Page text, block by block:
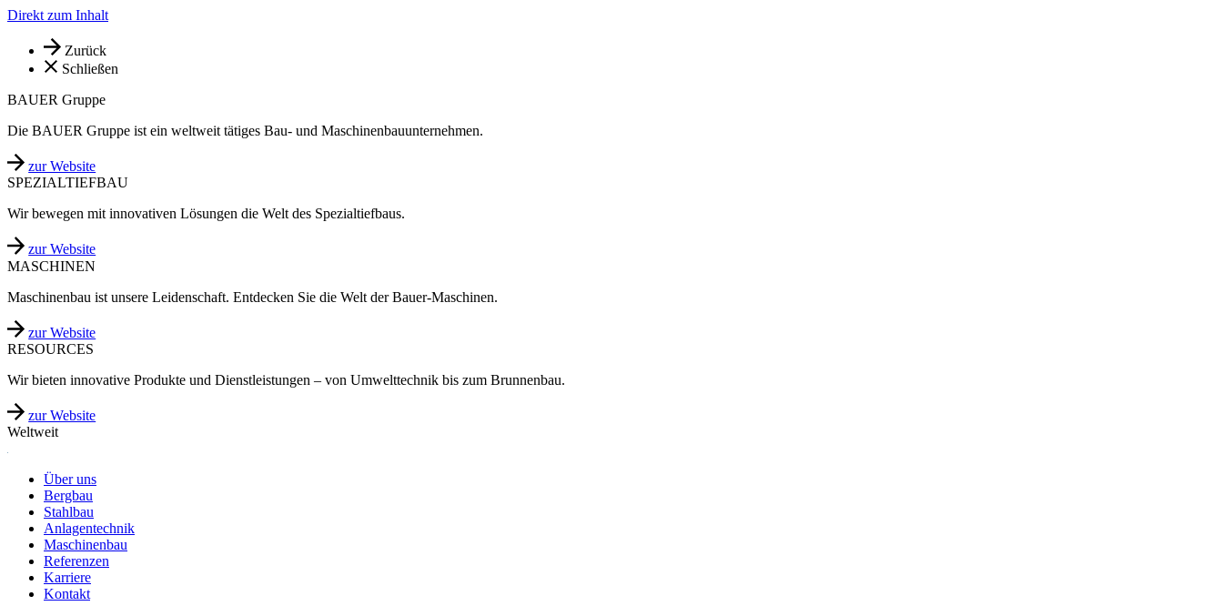
Direkt zum Inhalt
Zurück
Schließen
BAUER Gruppe
Die BAUER Gruppe ist ein weltweit tätiges Bau- und Maschinenbauunternehmen.
zur Website
SPEZIALTIEFBAU
Wir bewegen mit innovativen Lösungen die Welt des Spezialtiefbaus.
zur Website
MASCHINEN
Maschinenbau ist unsere Leidenschaft. Entdecken Sie die Welt der Bauer-Maschinen.
zur Website
RESOURCES
Wir bieten innovative Produkte und Dienstleistungen – von Umwelttechnik bis zum Brunnenbau.
zur Website
Weltweit
Über uns
Bergbau
Stahlbau
Anlagentechnik
Maschinenbau
Referenzen
Karriere
Kontakt